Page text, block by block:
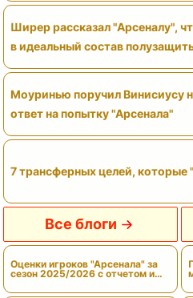
Ширер рассказал "Арсеналу",
в идеальный состав
Моуринью поручил Винисиусу
ответ на попытку "Арсенала"
7 трансферных целей, которые
Все блоги
Оценки игроков "Арсенала" за
сезон 2025/2026 с отчетом и
вердиктами